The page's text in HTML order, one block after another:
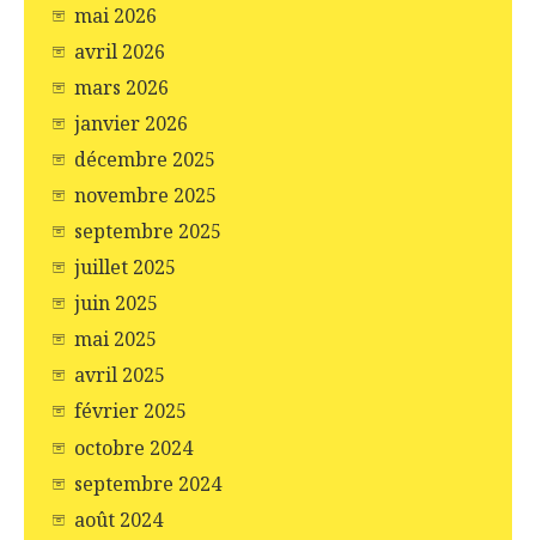
mai 2026
avril 2026
mars 2026
janvier 2026
décembre 2025
novembre 2025
septembre 2025
juillet 2025
juin 2025
mai 2025
avril 2025
février 2025
octobre 2024
septembre 2024
août 2024